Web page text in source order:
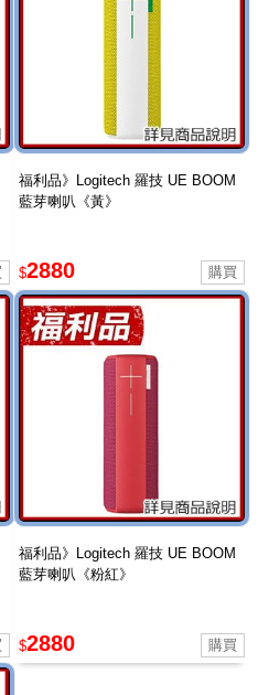
福利品》Logitech 羅技 UE BOOM
藍芽喇叭《黃》
$2880
福利品》Logitech 羅技 UE BOOM
藍芽喇叭《粉紅》
$2880